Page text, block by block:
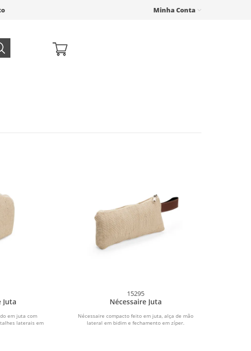
Minha Conta
Juta
em juta com
laterais em
15295
Nécessaire Juta
Nécessaire compacto feito em juta, alça de mão
lateral em bidim e fechamento em zíper.